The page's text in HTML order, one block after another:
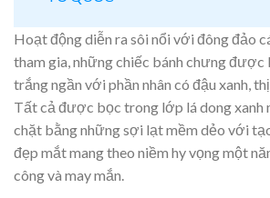
Hoạt động diễn ra sôi nổi với đông đảo
tham gia, những chiếc bánh chưng được
trắng ngần với phần nhân có đậu xanh,
Tất cả được bọc trong lớp lá dong
chặt bằng những sợi lạt mềm dẻo với
đẹp mắt mang theo niềm hy vọng một
công và may mắn.